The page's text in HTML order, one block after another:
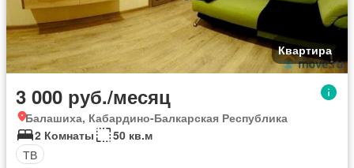
Квартира
3 000 руб./месяц
Балашиха, Кабардино-Балкарская Республика
2 Комнаты
50 кв.м
ТВ